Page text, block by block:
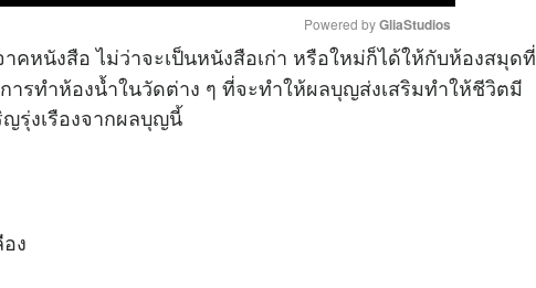
M
Powered by GliaStudios
คหนังสือ ไม่ว่าจะเป็นหนังสือเก่า หรือใหม่ก็ได้ให้กับห้องสมุดที่
ารทำห้องน้ำในวัดต่าง ๆ ที่จะทำให้ผลบุญส่งเสริมทำให้ชีวิตมี
รุ่งเรืองจากผลบุญนี้
ง